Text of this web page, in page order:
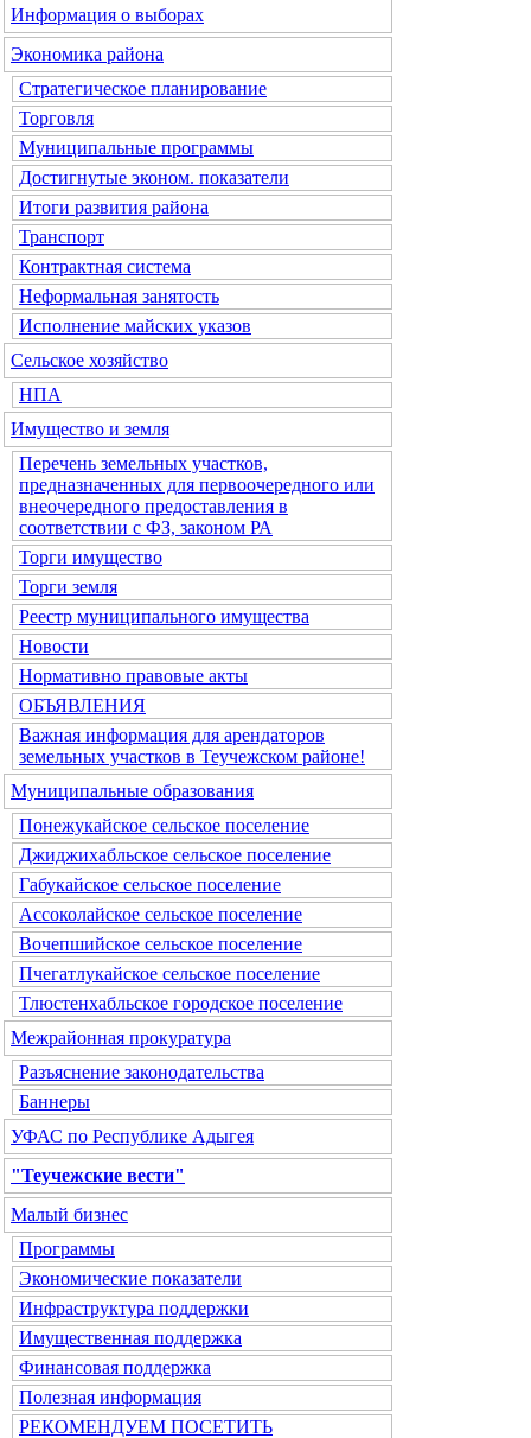
Информация о выборах
Экономика района
Стратегическое планирование
Торговля
Муниципальные программы
Достигнутые эконом. показатели
Итоги развития района
Транспорт
Контрактная система
Неформальная занятость
Исполнение майских указов
Сельское хозяйство
НПА
Имущество и земля
Перечень земельных участков,
предназначенных для первоочередного или
внеочередного предоставления в
соответствии с ФЗ, законом РА
Торги имущество
Торги земля
Реестр муниципального имущества
Новости
Нормативно правовые акты
ОБЪЯВЛЕНИЯ
Важная информация для арендаторов
земельных участков в Теучежском районе!
Муниципальные образования
Понежукайское сельское поселение
Джиджихабльское сельское поселение
Габукайское сельское поселение
Ассоколайское сельское поселение
Вочепшийское сельское поселение
Пчегатлукайское сельское поселение
Тлюстенхабльское городское поселение
Межрайонная прокуратура
Разъяснение законодательства
Баннеры
УФАС по Республике Адыгея
"Теучежские вести"
Малый бизнес
Программы
Экономические показатели
Инфраструктура поддержки
Имущественная поддержка
Финансовая поддержка
Полезная информация
РЕКОМЕНДУЕМ ПОСЕТИТЬ